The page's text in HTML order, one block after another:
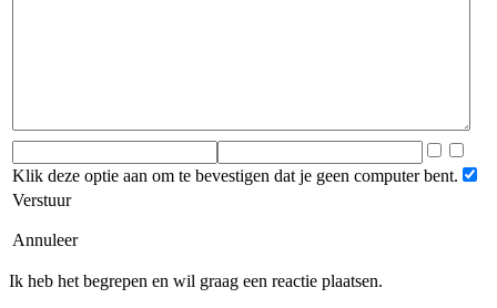
Klik deze optie aan om te bevestigen dat je geen computer bent.
Verstuur
Annuleer
Ik heb het begrepen en wil graag een reactie plaatsen.